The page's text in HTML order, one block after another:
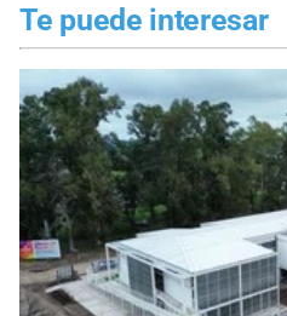
Te puede interesar